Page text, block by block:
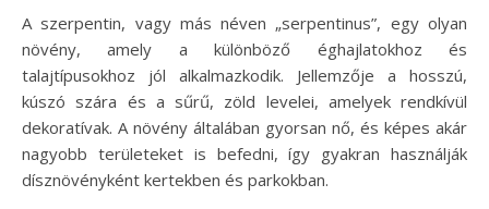
A szerpentin, vagy más néven „serpentinus”, egy olyan
növény, amely a különböző éghajlatokhoz és
talajtípusokhoz jól alkalmazkodik. Jellemzője a hosszú,
kúszó szára és a sűrű, zöld levelei, amelyek rendkívül
dekoratívak. A növény általában gyorsan nő, és képes akár
nagyobb területeket is befedni, így gyakran használják
dísznövényként kertekben és parkokban.